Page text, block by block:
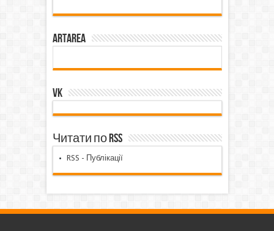
ArtArea
VK
Читати по RSS
RSS - Публікації